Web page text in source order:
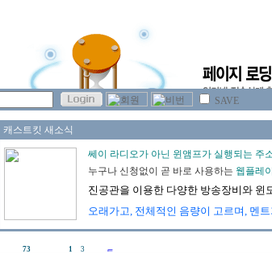
SAVE
73 1 3